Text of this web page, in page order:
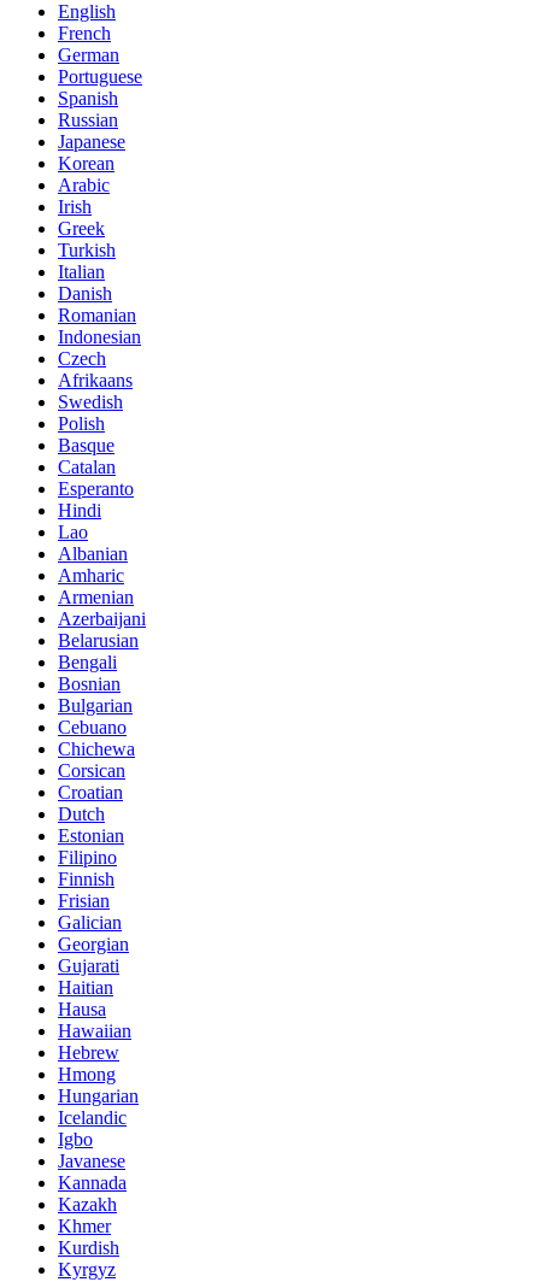
English
French
German
Portuguese
Spanish
Russian
Japanese
Korean
Arabic
Irish
Greek
Turkish
Italian
Danish
Romanian
Indonesian
Czech
Afrikaans
Swedish
Polish
Basque
Catalan
Esperanto
Hindi
Lao
Albanian
Amharic
Armenian
Azerbaijani
Belarusian
Bengali
Bosnian
Bulgarian
Cebuano
Chichewa
Corsican
Croatian
Dutch
Estonian
Filipino
Finnish
Frisian
Galician
Georgian
Gujarati
Haitian
Hausa
Hawaiian
Hebrew
Hmong
Hungarian
Icelandic
Igbo
Javanese
Kannada
Kazakh
Khmer
Kurdish
Kyrgyz